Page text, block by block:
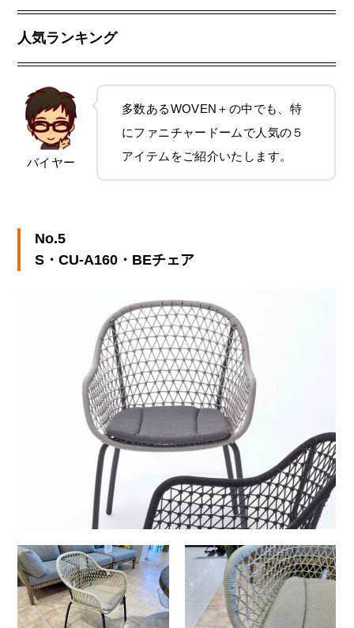
人気ランキング
バイヤー
多数あるWOVEN＋の中でも、特
にファニチャードームで人気の５
アイテムをご紹介いたします。
No.5
S・CU-A160・BEチェア